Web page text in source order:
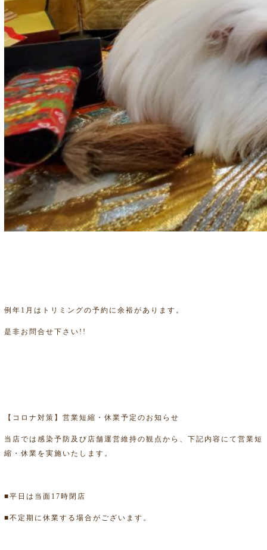
例年1月はトリミングの予約に余裕があります。
是非お問合せ下さい!!
【コロナ対策】営業短縮・休業予定のお知らせ
当店では感染予防及び店舗運営維持の観点から、下記内容にて営業短
縮・休業を実施いたします。
■平日は当面17時閉店
■不定期に休業する場合がございます。